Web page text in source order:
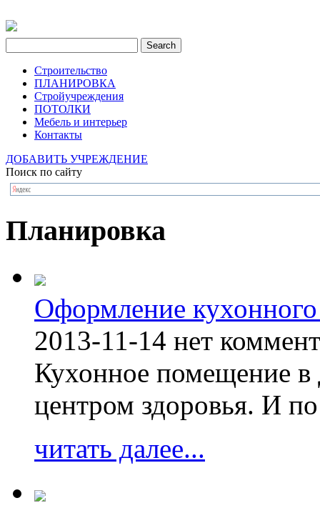
Строительство
ПЛАНИРОВКА
Стройучреждения
ПОТОЛКИ
Мебель и интерьер
Контакты
ДОБАВИТЬ УЧРЕЖДЕНИЕ
Поиск по сайту
Планировка
Оформление
2013-11-14 нет
Кухонное помещение в
центром здоровья. И
читать далее...